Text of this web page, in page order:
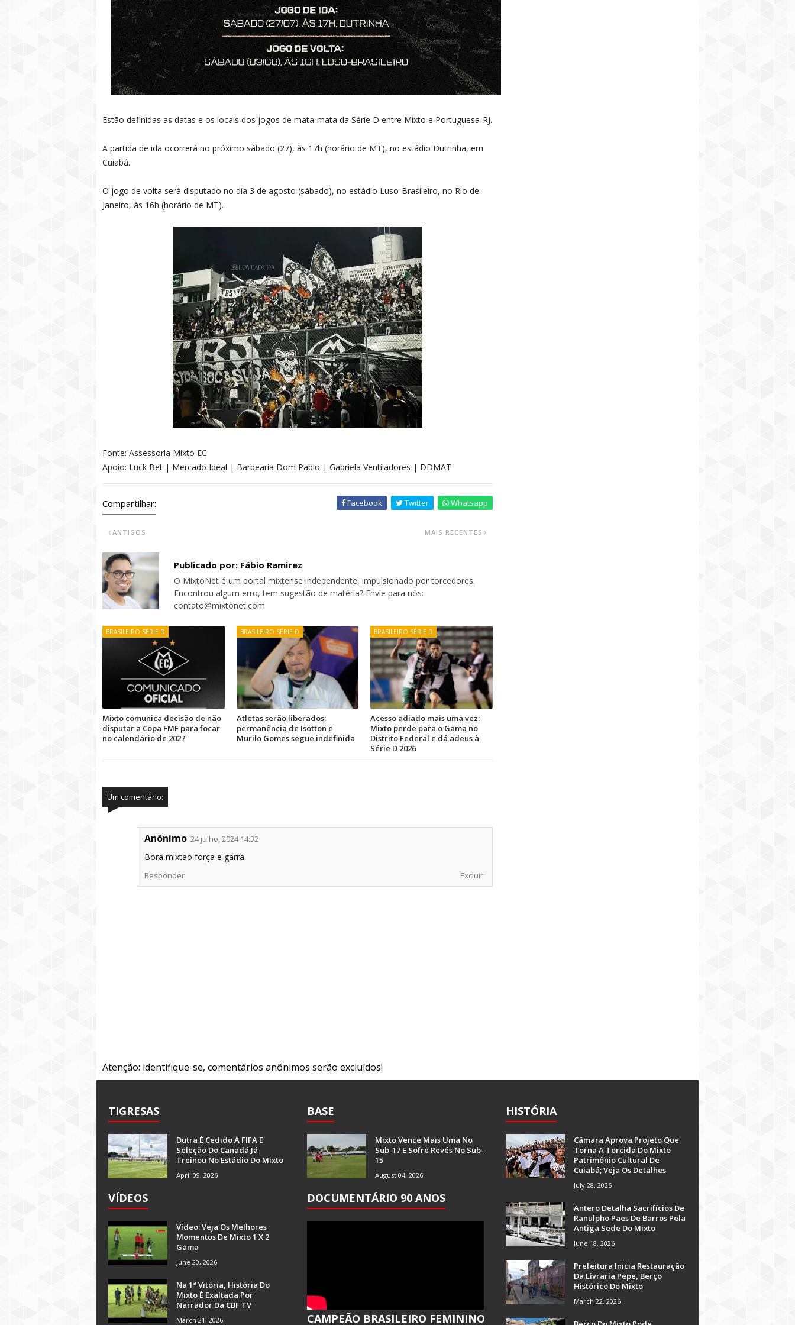
Estão definidas as datas e os locais dos jogos de mata-mata da Série D entre Mixto e Portuguesa-RJ.
A partida de ida ocorrerá no próximo sábado (27), às 17h (horário de MT), no estádio Dutrinha, em
Cuiabá.
O jogo de volta será disputado no dia 3 de agosto (sábado), no estádio Luso-Brasileiro, no Rio de
Janeiro, às 16h (horário de MT).
Fonte: Assessoria Mixto EC
Apoio: Luck Bet | Mercado Ideal | Barbearia Dom Pablo | Gabriela Ventiladores | DDMAT
Compartilhar: Facebook Twitter Whatsapp
MAIS RECENTES
ANTIGOS
Publicado por: Fábio Ramirez
O MixtoNet é um portal mixtense independente, impulsionado por torcedores.
Encontrou algum erro, tem sugestão de matéria? Envie para nós:
contato@mixtonet.com
BRASILEIRO SÉRIE D
Mixto comunica decisão de não
disputar a Copa FMF para focar
no calendário de 2027
BRASILEIRO SÉRIE D
Atletas serão liberados;
permanência de Isotton e
Murilo Gomes segue indefinida
BRASILEIRO SÉRIE D
Acesso adiado mais uma vez:
Mixto perde para o Gama no
Distrito Federal e dá adeus à
Série D 2026
Um comentário:
Anônimo 24 julho, 2024 14:32
Bora mixtao força e garra
Responder Excluir
Atenção: identifique-se, comentários anônimos serão excluídos!
TIGRESAS
Dutra É Cedido À FIFA E
Seleção Do Canadá Já
Treinou No Estádio Do Mixto
April 09, 2026
VÍDEOS
Vídeo: Veja Os Melhores
Momentos De Mixto 1 X 2
Gama
June 20, 2026
Na 1ª Vitória, História Do
Mixto É Exaltada Por
Narrador Da CBF TV
March 21, 2026
BASE
Mixto Vence Mais Uma No
Sub-17 E Sofre Revés No Sub-
15
August 04, 2026
DOCUMENTÁRIO 90 ANOS
CAMPEÃO BRASILEIRO FEMININO
HISTÓRIA
Câmara Aprova Projeto Que
Torna A Torcida Do Mixto
Patrimônio Cultural De
Cuiabá; Veja Os Detalhes
July 28, 2026
Antero Detalha Sacrifícios De
Ranulpho Paes De Barros Pela
Antiga Sede Do Mixto
June 18, 2026
Prefeitura Inicia Restauração
Da Livraria Pepe, Berço
Histórico Do Mixto
March 22, 2026